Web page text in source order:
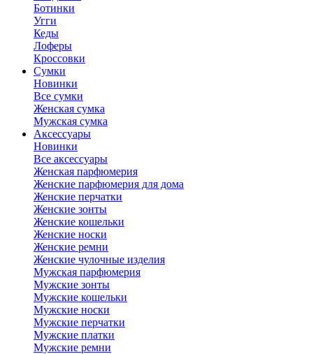
Ботинки
Угги
Кеды
Лоферы
Кроссовки
Сумки
Новинки
Все сумки
Женская сумка
Мужская сумка
Аксессуары
Новинки
Все аксессуары
Женская парфюмерия
Женские парфюмерия для дома
Женские перчатки
Женские зонты
Женские кошельки
Женские носки
Женские ремни
Женские чулочные изделия
Мужская парфюмерия
Мужские зонты
Мужские кошельки
Мужские носки
Мужские перчатки
Мужские платки
Мужские ремни